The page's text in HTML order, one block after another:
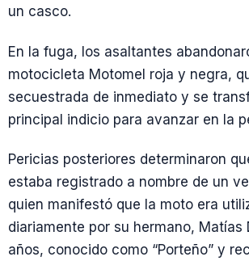
un casco.
En la fuga, los asaltantes
motocicleta Motomel roja y negra,
secuestrada de inmediato y se
principal indicio para avanzar en la
Pericias posteriores determinaron
estaba registrado a nombre de un
quien manifestó que la moto era
diariamente por su hermano, Matías
años, conocido como “Porteño” y